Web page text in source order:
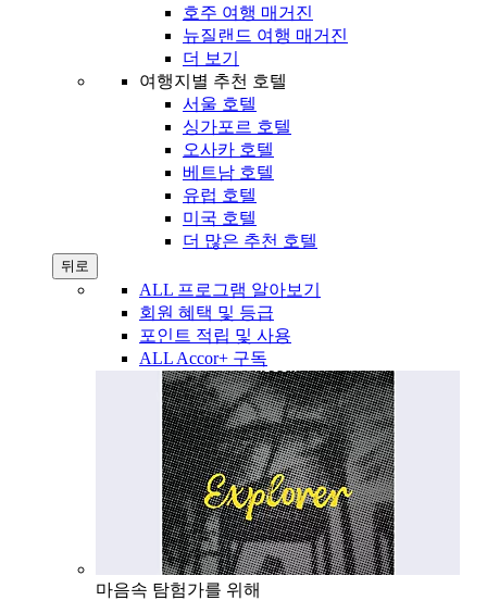
호주 여행 매거진
뉴질랜드 여행 매거진
더 보기
여행지별 추천 호텔
서울 호텔
싱가포르 호텔
오사카 호텔
베트남 호텔
유럽 호텔
미국 호텔
더 많은 추천 호텔
뒤로
ALL 프로그램 알아보기
회원 혜택 및 등급
포인트 적립 및 사용
ALL Accor+ 구독
마음속 탐험가를 위해